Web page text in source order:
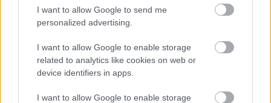
I want to allow Google to send me
personalized advertising.
I want to allow Google to enable storage
related to analytics like cookies on web or
device identifiers in apps.
I want to allow Google to enable storage